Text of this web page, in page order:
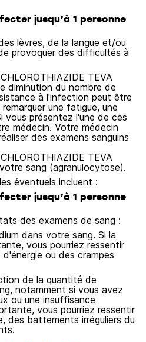
jusqu’à 1 personne
lèvres, de la langue et/ou
provoquer des difficultés à
TEVA
diminution du nombre de
à l'infection peut être
une fatigue, une
vous présentez l'une de ces
médecin. Votre médecin
des examens sanguins
TEVA
sang (agranulocytose).
éventuels incluent :
jusqu’à 1 personne
des examens de sang :
dans votre sang. Si la
vous pourriez ressentir
ou des crampes
de la quantité de
notamment si vous avez
ou une insuffisance
vous pourriez ressentir
des battements irréguliers du